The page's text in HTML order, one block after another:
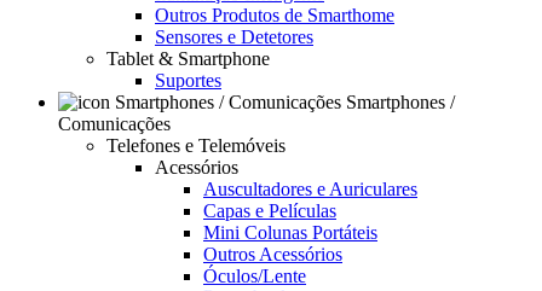
Outros Produtos de Smarthome
Sensores e Detetores
Tablet & Smartphone
Suportes
Smartphones /
Comunicações
Telefones e Telemóveis
Acessórios
Auscultadores e Auriculares
Capas e Películas
Mini Colunas Portáteis
Outros Acessórios
Óculos/Lente